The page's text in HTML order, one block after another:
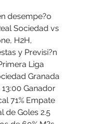
desempe?o
Sociedad vs
H2H,
y Previsi?n
Liga
Granada
Ganador
71% Empate
de Goles 2.5